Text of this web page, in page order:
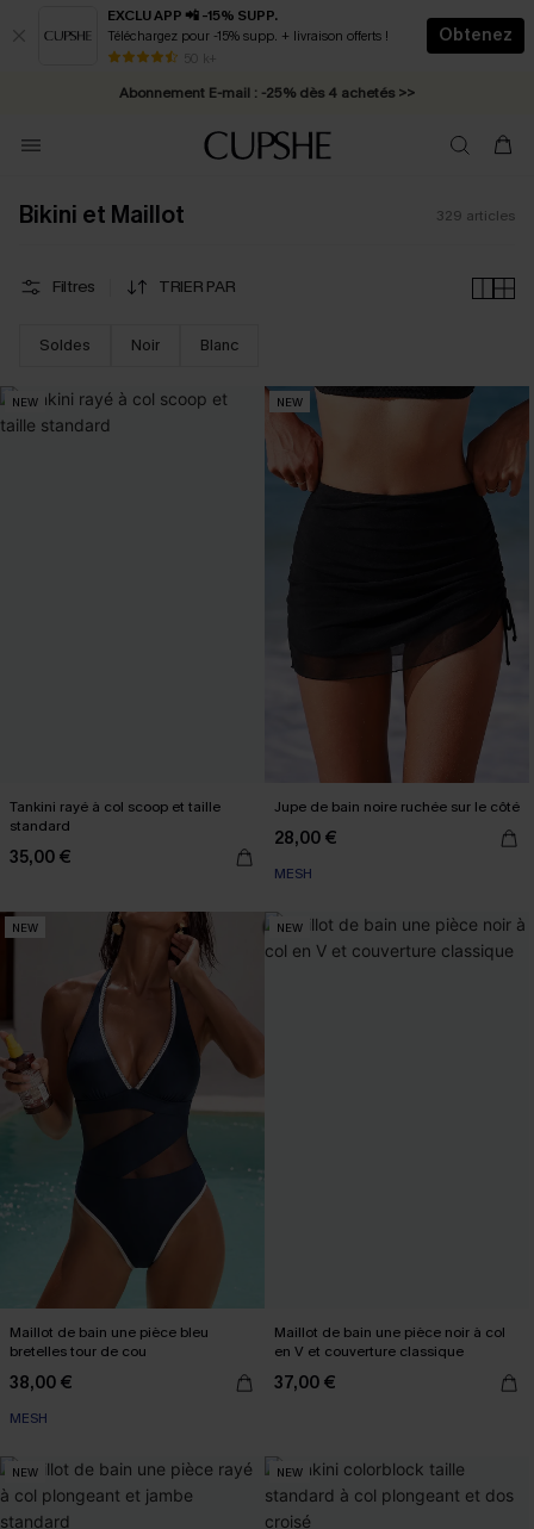
EXCLU APP 📲 -15% SUPP.
Téléchargez pour -15% supp. + livraison offerts !
50 k+
Obtenez
* Livraison éclair 2-3 jours ouvrés >>
Abonnement E-mail : -25% dès 4 achetés >>
Bikini et Maillot 329 articles
Filtres TRIER PAR
Soldes Noir Blanc
NEW
Tankini rayé à col scoop et taille
standard
35,00 €
NEW
Jupe de bain noire ruchée sur le côté
28,00 €
MESH
NEW
Maillot de bain une pièce bleu
bretelles tour de cou
38,00 €
MESH
NEW
Maillot de bain une pièce noir à col
en V et couverture classique
37,00 €
NEW NEW